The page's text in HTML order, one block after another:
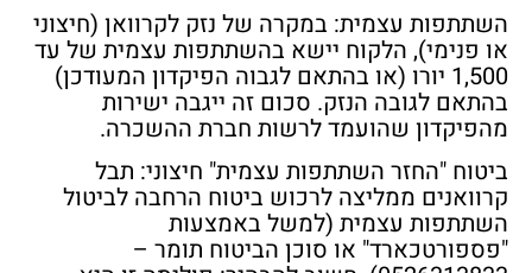
השתתפות עצמית: במקרה של נזק לקרוואן (חיצוני
או פנימי), הלקוח יישא בהשתתפות עצמית של עד
1,500 יורו (או בהתאם לגבוה הפיקדון המעודכן)
בהתאם לגובה הנזק. סכום זה ייגבה ישירות
מהפיקדון שהועמד לרשות חברת ההשכרה.
ביטוח "החזר השתתפות עצמית" חיצוני: תבל
קרוואנים ממליצה לרכוש ביטוח הרחבה לביטול
השתתפות עצמית (למשל באמצעות
"פספורטכארד" או סוכן הביטוח תומר –